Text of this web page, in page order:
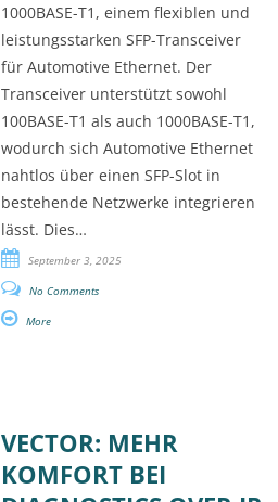
1000BASE-T1, einem flexiblen und
leistungsstarken SFP-Transceiver
für Automotive Ethernet. Der
Transceiver unterstützt sowohl
100BASE-T1 als auch 1000BASE-T1,
wodurch sich Automotive Ethernet
nahtlos über einen SFP-Slot in
bestehende Netzwerke integrieren
lässt. Dies…
September 3, 2025
No Comments
More
VECTOR: MEHR
KOMFORT BEI